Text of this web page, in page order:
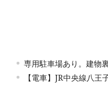
専用駐車場あり。建物
【電車】JR中央線八王